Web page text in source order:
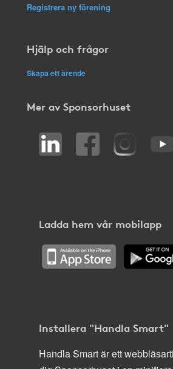
Registrera ny förening
Hjälp och frågor
Skapa ett ärende
Mer av Sponsorhuset
Ladda hem vår mobilapp
Installera "Handla Smart"
Handla Smart är ett